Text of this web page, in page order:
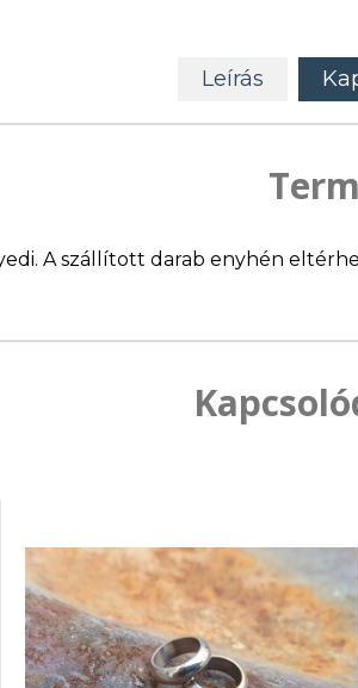
Leírás
A szállított darab enyhén